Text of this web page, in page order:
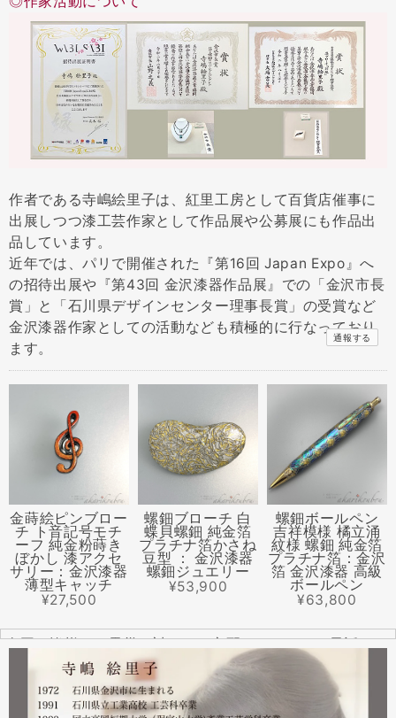
作者である寺嶋絵里子は、紅里工房として百貨店催事に
出展しつつ漆工芸作家として作品展や公募展にも作品出
品しています。
近年では、パリで開催された『第16回 Japan Expo』へ
の招待出展や『第43回 金沢漆器作品展』での「金沢市長
賞」と「石川県デザインセンター理事長賞」の受賞など
金沢漆器作家としての活動なども積極的に行なっており
ます。
通報する
金蒔絵ピンブロー
チ ト音記号モチ
ーフ 純金粉蒔き
ぼかし 漆アクセ
サリー：金沢漆器
薄型キャッチ
¥27,500
螺鈿ブローチ 白
蝶貝螺鈿 純金箔
プラチナ箔かさね
豆型 ： 金沢漆器
螺鈿ジュエリー
¥53,900
螺鈿ボールペン
吉祥模様 橘立涌
紋様 螺鈿 純金箔
プラチナ箔：金沢
箔 金沢漆器 高級
ボールペン
¥63,800
全国の皆様より震災に対するご心配のメールやお電話をた
くさんいただきました。ありがとうございます。
幸い紅里工房にはそれほどの被害もなく、ただいま通常の
営業をしております。配送につきましても金沢から発送す